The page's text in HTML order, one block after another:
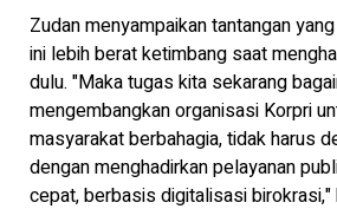
Zudan menyampaikan tantangan
ini lebih berat ketimbang saat
dulu. "Maka tugas kita sekarang
mengembangkan organisasi Korpri
masyarakat berbahagia, tidak harus
dengan menghadirkan pelayanan
cepat, berbasis digitalisasi birokrasi,"